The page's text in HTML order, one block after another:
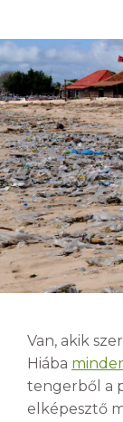
Van, akik
Hiába
tengerből a
elképesztő